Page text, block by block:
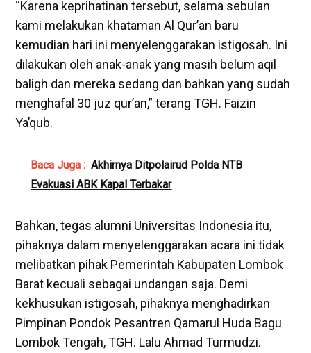
“Karena keprihatinan tersebut, selama sebulan
kami melakukan khataman Al Qur’an baru
kemudian hari ini menyelenggarakan istigosah. Ini
dilakukan oleh anak-anak yang masih belum aqil
baligh dan mereka sedang dan bahkan yang sudah
menghafal 30 juz qur’an,” terang TGH. Faizin
Ya’qub.
Baca Juga : Akhirnya Ditpolairud Polda NTB
Evakuasi ABK Kapal Terbakar
Bahkan, tegas alumni Universitas Indonesia itu,
pihaknya dalam menyelenggarakan acara ini tidak
melibatkan pihak Pemerintah Kabupaten Lombok
Barat kecuali sebagai undangan saja. Demi
kekhusukan istigosah, pihaknya menghadirkan
Pimpinan Pondok Pesantren Qamarul Huda Bagu
Lombok Tengah, TGH. Lalu Ahmad Turmudzi.